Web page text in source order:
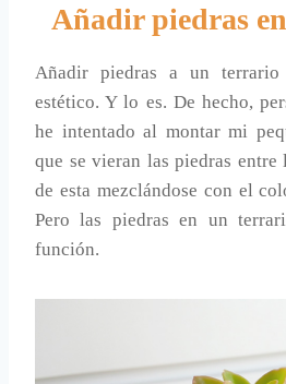
Añadir piedras
Añadir piedras a un terrario
estético. Y lo es. De hecho,
he intentado al montar mi
que se vieran las piedras
de esta mezclándose con el
Pero las piedras en un
función.